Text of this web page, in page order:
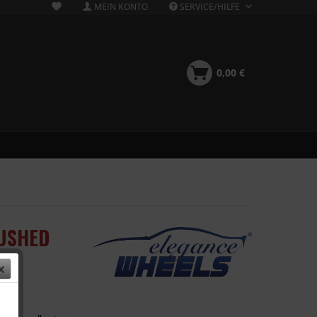
MEIN KONTO SERVICE/HILFE
0,00 €